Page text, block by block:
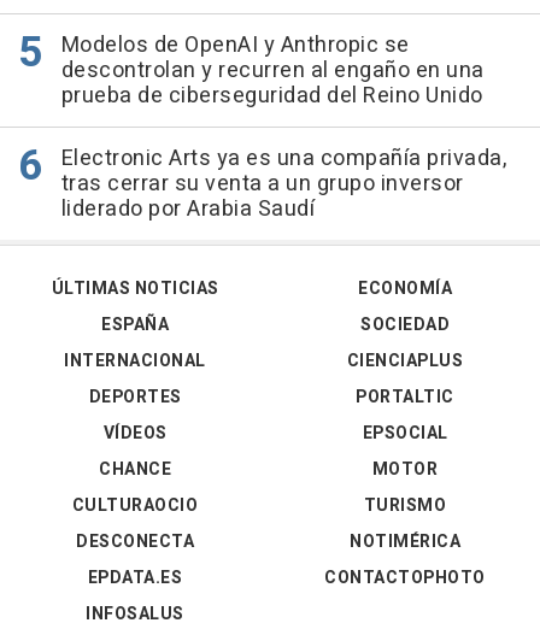
Modelos de OpenAI y Anthropic se
descontrolan y recurren al engaño en una
prueba de ciberseguridad del Reino Unido
Electronic Arts ya es una compañía privada,
tras cerrar su venta a un grupo inversor
liderado por Arabia Saudí
ÚLTIMAS NOTICIAS
ESPAÑA
INTERNACIONAL
DEPORTES
VÍDEOS
ECONOMÍA
SOCIEDAD
CIENCIAPLUS
PORTALTIC
EPSOCIAL
CHANCE
CULTURAOCIO
DESCONECTA
EPDATA.ES
INFOSALUS
MOTOR
TURISMO
NOTIMÉRICA
CONTACTOPHOTO